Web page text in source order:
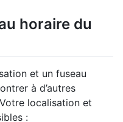
horaire du
et un fuseau
à d’autres
localisation et
: